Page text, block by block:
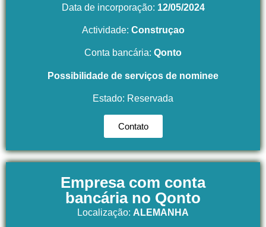
Data de incorporação: 12/05/2024
Actividade: Construçao
Conta bancária: Qonto
Possibilidade de serviços de nominee
Estado: Reservada
Contato
Empresa com conta
bancária no Qonto
Localização: ALEMANHA